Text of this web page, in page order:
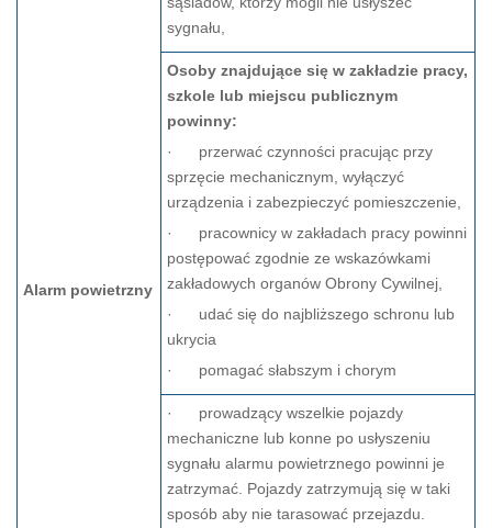
Alarm powietrzny
sygnału,
Osoby znajdujące się w zakładzie pracy,
szkole lub miejscu publicznym
powinny:
· przerwać czynności pracując przy
sprzęcie mechanicznym, wyłączyć
urządzenia i zabezpieczyć pomieszczenie,
· pracownicy w zakładach pracy powinni
postępować zgodnie ze wskazówkami
zakładowych organów Obrony Cywilnej,
· udać się do najbliższego schronu lub
ukrycia
· pomagać słabszym i chorym
· prowadzący wszelkie pojazdy
mechaniczne lub konne po usłyszeniu
sygnału alarmu powietrznego powinni je
zatrzymać. Pojazdy zatrzymują się w taki
sposób aby nie tarasować przejazdu.